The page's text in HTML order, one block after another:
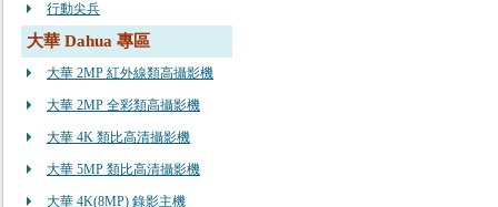
行動尖兵
大華 Dahua 專區
大華 2MP 紅外線類高攝影機
大華 2MP 全彩類高攝影機
大華 4K 類比高清攝影機
大華 5MP 類比高清攝影機
大華 4K(8MP) 錄影主機